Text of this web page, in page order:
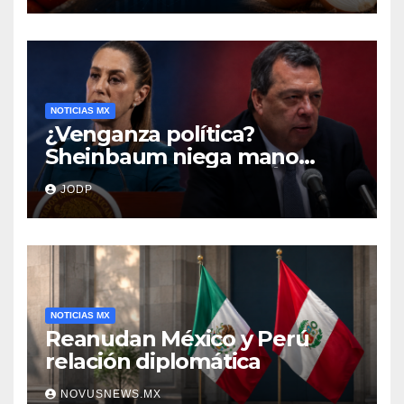
NOTICIAS MX
¿Venganza política?
Sheinbaum niega mano
negra en captura de Ángel
Aguirre
JODP
NOTICIAS MX
Reanudan México y Perú
relación diplomática
NOVUSNEWS.MX